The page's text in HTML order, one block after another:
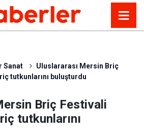
Sanat
Uluslararası Mersin Briç
tutkunlarını buluşturdu
Briç Festivali
tutkunlarını